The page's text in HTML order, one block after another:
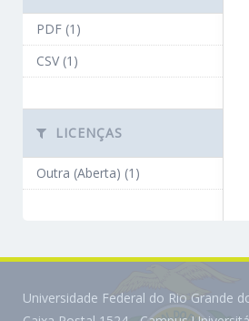
PDF (1)
CSV (1)
LICENÇAS
Outra (Aberta) (1)
Universidade Federal do Rio Grande